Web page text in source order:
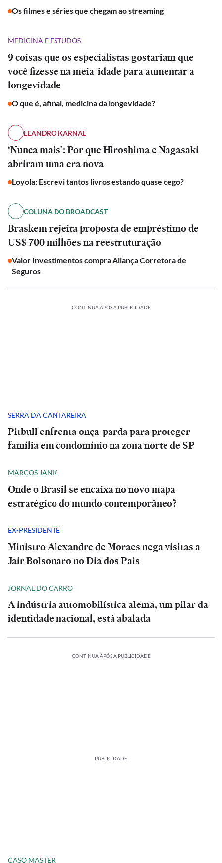
Os filmes e séries que chegam ao streaming
MEDICINA E ESTUDOS
9 coisas que os especialistas gostariam que
você fizesse na meia-idade para aumentar a
longevidade
O que é, afinal, medicina da longevidade?
LEANDRO KARNAL
‘Nunca mais’: Por que Hiroshima e Nagasaki
abriram uma era nova
Loyola: Escrevi tantos livros estando quase cego?
COLUNA DO BROADCAST
Braskem rejeita proposta de empréstimo de
US$ 700 milhões na reestruturação
Valor Investimentos compra Aliança Corretora de
Seguros
CONTINUA APÓS A PUBLICIDADE
SERRA DA CANTAREIRA
Pitbull enfrenta onça-parda para proteger
família em condomínio na zona norte de SP
MARCOS JANK
Onde o Brasil se encaixa no novo mapa
estratégico do mundo contemporâneo?
EX-PRESIDENTE
Ministro Alexandre de Moraes nega visitas a
Jair Bolsonaro no Dia dos Pais
JORNAL DO CARRO
A indústria automobilística alemã, um pilar da
identidade nacional, está abalada
CONTINUA APÓS A PUBLICIDADE
PUBLICIDADE
CASO MASTER